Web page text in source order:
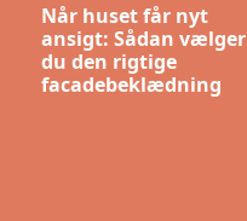
Når huset får nyt
ansigt: Sådan vælger
du den rigtige
facadebeklædning